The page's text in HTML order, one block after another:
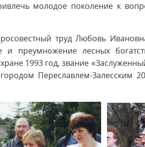
молодое поколение к
труд Любовь
и преумножение лесных
1993 год, звание
Переславлем-Залесским